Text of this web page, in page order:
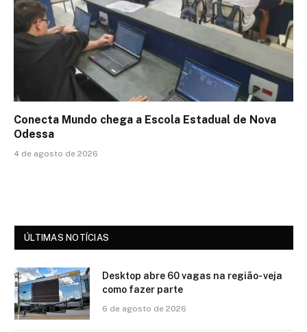
Conecta Mundo chega a Escola Estadual de Nova
Odessa
4 de agosto de 2026
ÚLTIMAS NOTÍCIAS
Desktop abre 60 vagas na região- veja
como fazer parte
6 de agosto de 2026